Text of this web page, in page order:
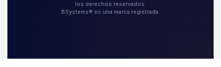
los derechos reservados.
BSystems® es una marca registrada.